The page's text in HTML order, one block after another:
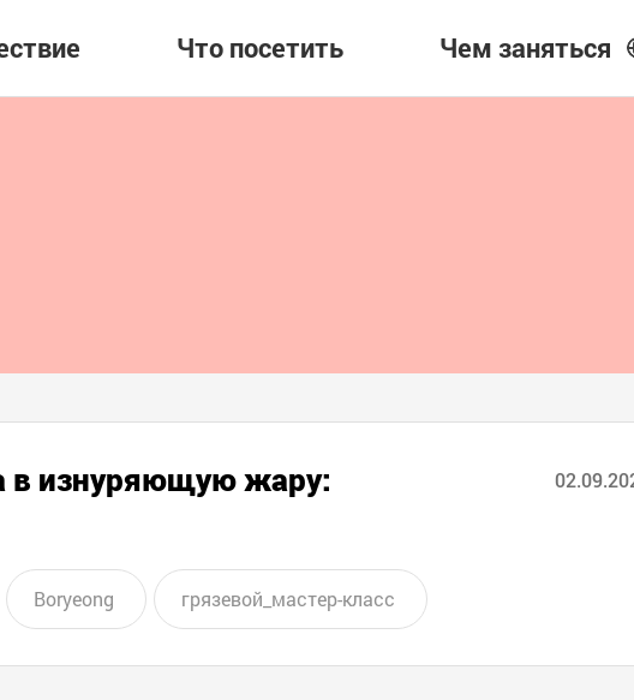
Что посетить Чем заняться
в изнуряющую жару:
Boryeong грязевой_мастер-класс